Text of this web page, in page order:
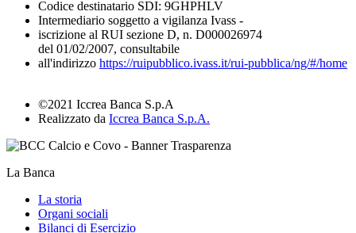
Codice destinatario SDI: 9GHPHLV
Intermediario soggetto a vigilanza Ivass -
iscrizione al RUI sezione D, n. D000026974
del 01/02/2007, consultabile
all'indirizzo https://ruipubblico.ivass.it/rui-pubblica/ng/#/home
©2021 Iccrea Banca S.p.A
Realizzato da Iccrea Banca S.p.A.
La Banca
La storia
Organi sociali
Bilanci di Esercizio